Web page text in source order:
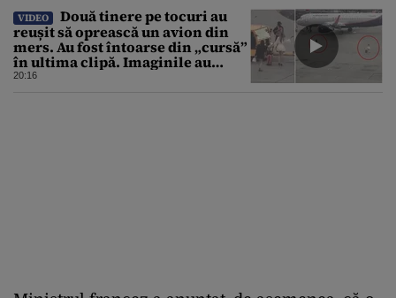
VIDEO
Două tinere pe tocuri au
reușit să oprească un avion din
mers. Au fost întoarse din „cursă”
în ultima clipă. Imaginile au
devenit virale
20:16